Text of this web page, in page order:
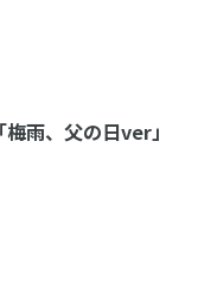
雨、父の日ver」